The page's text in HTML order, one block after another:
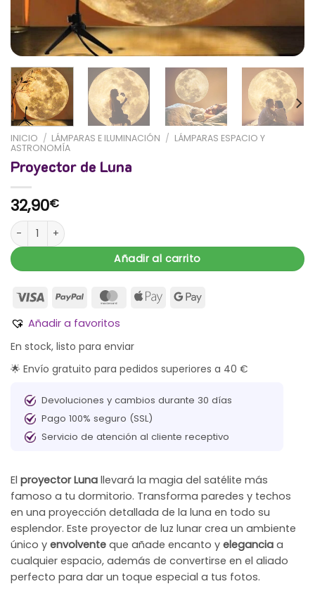
INICIO / LÁMPARAS E ILUMINACIÓN / LÁMPARAS ESPACIO Y
ASTRONOMÍA
Proyector de Luna
32,90€
Proyector de Luna cantidad
Añadir al carrito
Añadir a favoritos
En stock, listo para enviar
🌟 Envío gratuito para pedidos superiores a 40 €
Devoluciones y cambios durante 30 días
Pago 100% seguro (SSL)
Servicio de atención al cliente receptivo
El proyector Luna llevará la magia del satélite más
famoso a tu dormitorio. Transforma paredes y techos
en una proyección detallada de la luna en todo su
esplendor. Este proyector de luz lunar crea un ambiente
único y envolvente que añade encanto y elegancia a
cualquier espacio, además de convertirse en el aliado
perfecto para dar un toque especial a tus fotos.